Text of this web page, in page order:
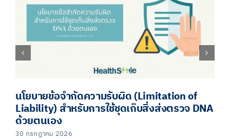
นโยบายข้อจำกัดความรับผิด (Limitation of
Liability) สำหรับการใช้ชุดเก็บสิ่งส่งตรวจ DNA
ด้วยตนเอง
30 กรกฎาคม 2026